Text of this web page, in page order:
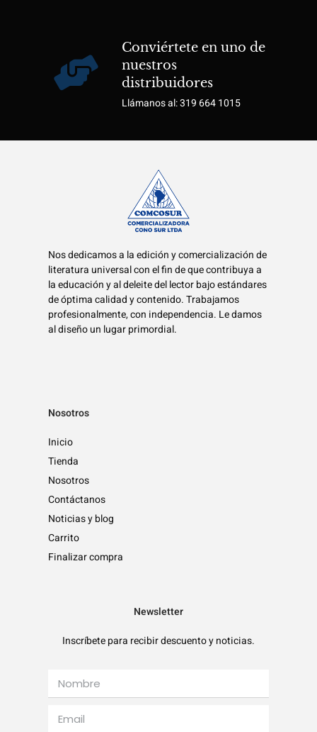
Conviértete en uno de
nuestros
distribuidores
Llámanos al: 319 664 1015
Nos dedicamos a la edición y comercialización de
literatura universal con el fin de que contribuya a
la educación y al deleite del lector bajo estándares
de óptima calidad y contenido. Trabajamos
profesionalmente, con independencia. Le damos
al diseño un lugar primordial.
Nosotros
Inicio
Tienda
Nosotros
Contáctanos
Noticias y blog
Carrito
Finalizar compra
Newsletter
Inscríbete para recibir descuento y noticias.